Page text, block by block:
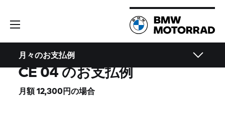
月々のお支払例
CE 04 のお支払例
月額 12,300円の場合